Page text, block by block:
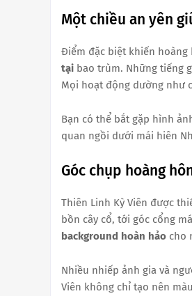
Một chiều an yên
Điểm đặc biệt khiến hoàng
tại bao trùm. Những tiếng
Mọi hoạt động dường như
Bạn có thể bắt gặp hình
quan ngồi dưới mái hiên
Góc chụp hoàng
Thiên Linh Kỳ Viên được
bồn cây cổ, tới góc cổng
background hoàn hảo cho
Nhiều nhiếp ảnh gia và
Viên không chỉ tạo nên